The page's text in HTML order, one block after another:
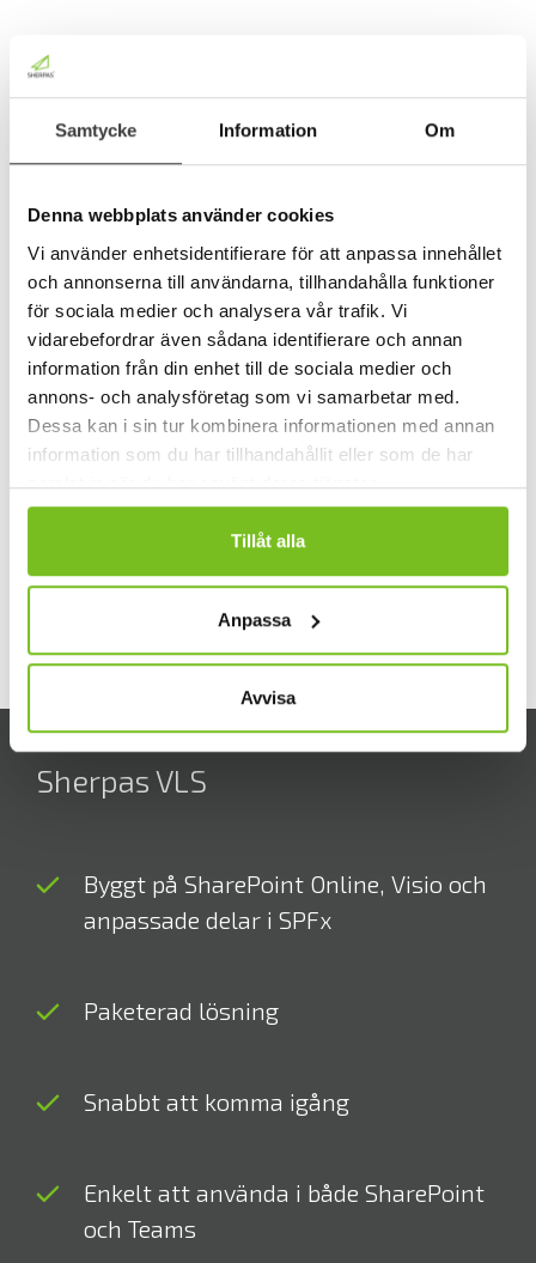
Samtycke Information Om
Denna webbplats använder cookies
Vi använder enhetsidentifierare för att anpassa innehållet
och annonserna till användarna, tillhandahålla funktioner
för sociala medier och analysera vår trafik. Vi
vidarebefordrar även sådana identifierare och annan
information från din enhet till de sociala medier och
annons- och analysföretag som vi samarbetar med.
Dessa kan i sin tur kombinera informationen med annan
information som du har tillhandahållit eller som de har
samlat in när du har använt deras tjänster.
Tillåt alla
Anpassa
Avvisa
Om Bellman Group
Bellman Group är en anläggningskoncern i
förvärvsstrategi. Koncernen verkar inom
bergsprängning, schakt, transport och
hantering av massor i Sverige.Under 2022
omsatte koncernen 3,9 miljarder kronor.
Bellman Group, med huvudkontor i Solna,
har cirka 720 anställda och omkring 1 700
underentreprenörer. Moderbolagets
företagsobligation är noterad på Nasdaq
Stockholm.
MER OM BELLMAN GROUP
Sherpas VLS
Byggt på SharePoint Online, Visio och
anpassade delar i SPFx
Paketerad lösning
Snabbt att komma igång
Enkelt att använda i både SharePoint
och Teams